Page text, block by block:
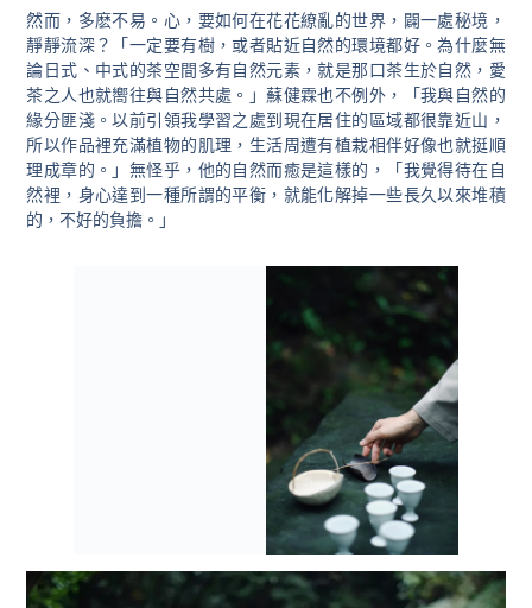
然而，多麽不易。心，要如何在花花繚亂的世界，闢一處秘境，
靜靜流深？「一定要有樹，或者貼近自然的環境都好。為什麼無
論日式、中式的茶空間多有自然元素，就是那口茶生於自然，愛
茶之人也就嚮往與自然共處。」蘇健霖也不例外，「我與自然的
緣分匪淺。以前引領我學習之處到現在居住的區域都很靠近山，
所以作品裡充滿植物的肌理，生活周遭有植栽相伴好像也就挺順
理成章的。」無怪乎，他的自然而癒是這樣的，「我覺得待在自
然裡，身心達到一種所謂的平衡，就能化解掉一些長久以來堆積
的，不好的負擔。」